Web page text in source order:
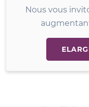
Nous vous